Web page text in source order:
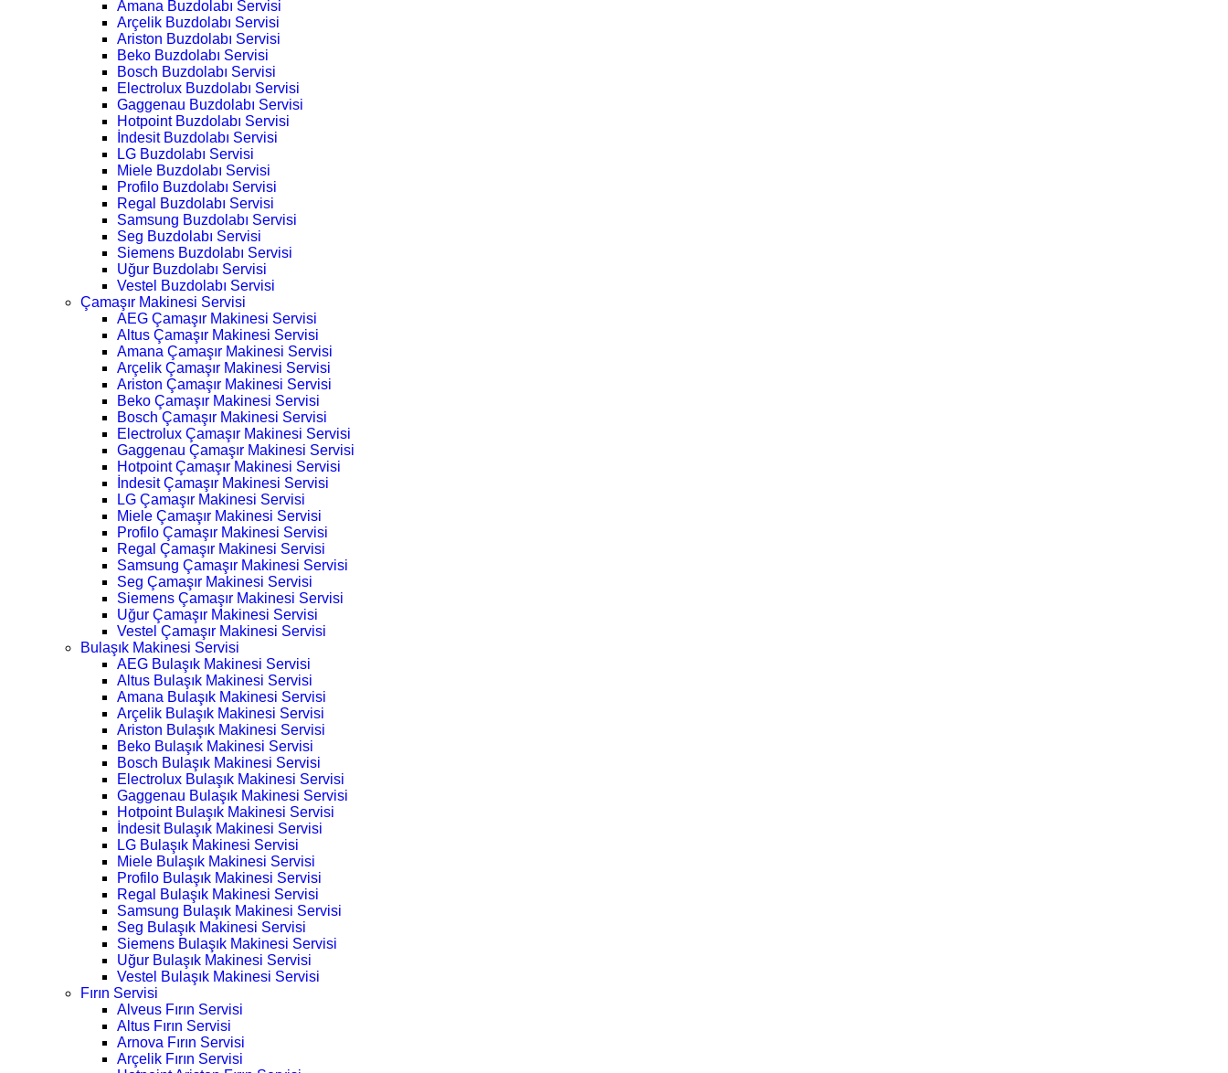
Amana Buzdolabı Servisi
Arçelik Buzdolabı Servisi
Ariston Buzdolabı Servisi
Beko Buzdolabı Servisi
Bosch Buzdolabı Servisi
Electrolux Buzdolabı Servisi
Gaggenau Buzdolabı Servisi
Hotpoint Buzdolabı Servisi
İndesit Buzdolabı Servisi
LG Buzdolabı Servisi
Miele Buzdolabı Servisi
Profilo Buzdolabı Servisi
Regal Buzdolabı Servisi
Samsung Buzdolabı Servisi
Seg Buzdolabı Servisi
Siemens Buzdolabı Servisi
Uğur Buzdolabı Servisi
Vestel Buzdolabı Servisi
Çamaşır Makinesi Servisi
AEG Çamaşır Makinesi Servisi
Altus Çamaşır Makinesi Servisi
Amana Çamaşır Makinesi Servisi
Arçelik Çamaşır Makinesi Servisi
Ariston Çamaşır Makinesi Servisi
Beko Çamaşır Makinesi Servisi
Bosch Çamaşır Makinesi Servisi
Electrolux Çamaşır Makinesi Servisi
Gaggenau Çamaşır Makinesi Servisi
Hotpoint Çamaşır Makinesi Servisi
İndesit Çamaşır Makinesi Servisi
LG Çamaşır Makinesi Servisi
Miele Çamaşır Makinesi Servisi
Profilo Çamaşır Makinesi Servisi
Regal Çamaşır Makinesi Servisi
Samsung Çamaşır Makinesi Servisi
Seg Çamaşır Makinesi Servisi
Siemens Çamaşır Makinesi Servisi
Uğur Çamaşır Makinesi Servisi
Vestel Çamaşır Makinesi Servisi
Bulaşık Makinesi Servisi
AEG Bulaşık Makinesi Servisi
Altus Bulaşık Makinesi Servisi
Amana Bulaşık Makinesi Servisi
Arçelik Bulaşık Makinesi Servisi
Ariston Bulaşık Makinesi Servisi
Beko Bulaşık Makinesi Servisi
Bosch Bulaşık Makinesi Servisi
Electrolux Bulaşık Makinesi Servisi
Gaggenau Bulaşık Makinesi Servisi
Hotpoint Bulaşık Makinesi Servisi
İndesit Bulaşık Makinesi Servisi
LG Bulaşık Makinesi Servisi
Miele Bulaşık Makinesi Servisi
Profilo Bulaşık Makinesi Servisi
Regal Bulaşık Makinesi Servisi
Samsung Bulaşık Makinesi Servisi
Seg Bulaşık Makinesi Servisi
Siemens Bulaşık Makinesi Servisi
Uğur Bulaşık Makinesi Servisi
Vestel Bulaşık Makinesi Servisi
Fırın Servisi
Alveus Fırın Servisi
Altus Fırın Servisi
Arnova Fırın Servisi
Arçelik Fırın Servisi